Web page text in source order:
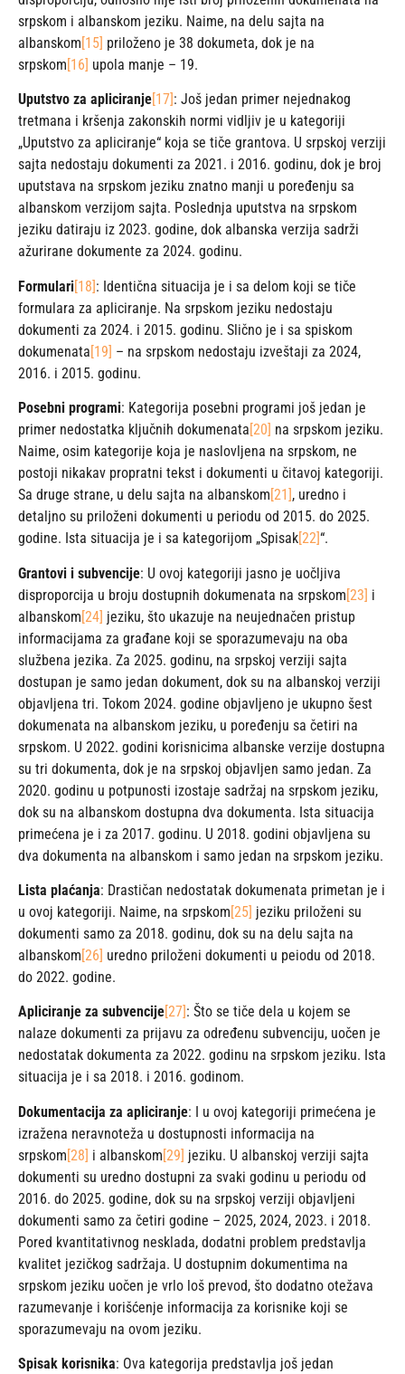
srpskom i albanskom jeziku. Naime, na delu sajta na
albanskom[15] priloženo je 38 dokumeta, dok je na
srpskom[16] upola manje – 19.
Uputstvo za apliciranje [17] : Još jedan primer nejednakog
tretmana i kršenja zakonskih normi vidljiv je u kategoriji
„Uputstvo za apliciranje“ koja se tiče grantova. U srpskoj verziji
sajta nedostaju dokumenti za 2021. i 2016. godinu, dok je broj
uputstava na srpskom jeziku znatno manji u poređenju sa
albanskom verzijom sajta. Poslednja uputstva na srpskom
jeziku datiraju iz 2023. godine, dok albanska verzija sadrži
ažurirane dokumente za 2024. godinu.
Formulari[18]: Identična situacija je i sa delom koji se tiče
formulara za apliciranje. Na srpskom jeziku nedostaju
dokumenti za 2024. i 2015. godinu. Slično je i sa spiskom
dokumenata[19] – na srpskom nedostaju izveštaji za 2024,
2016. i 2015. godinu.
Posebni programi: Kategorija posebni programi još jedan je
primer nedostatka ključnih dokumenata[20] na srpskom jeziku.
Naime, osim kategorije koja je naslovljena na srpskom, ne
postoji nikakav propratni tekst i dokumenti u čitavoj kategoriji.
Sa druge strane, u delu sajta na albanskom[21], uredno i
detaljno su priloženi dokumenti u periodu od 2015. do 2025.
godine. Ista situacija je i sa kategorijom „Spisak[22]“.
Grantovi i subvencije: U ovoj kategoriji jasno je uočljiva
disproporcija u broju dostupnih dokumenata na srpskom[23] i
albanskom[24] jeziku, što ukazuje na neujednačen pristup
informacijama za građane koji se sporazumevaju na oba
službena jezika. Za 2025. godinu, na srpskoj verziji sajta
dostupan je samo jedan dokument, dok su na albanskoj verziji
objavljena tri. Tokom 2024. godine objavljeno je ukupno šest
dokumenata na albanskom jeziku, u poređenju sa četiri na
srpskom. U 2022. godini korisnicima albanske verzije dostupna
su tri dokumenta, dok je na srpskoj objavljen samo jedan. Za
2020. godinu u potpunosti izostaje sadržaj na srpskom jeziku,
dok su na albanskom dostupna dva dokumenta. Ista situacija
primećena je i za 2017. godinu. U 2018. godini objavljena su
dva dokumenta na albanskom i samo jedan na srpskom jeziku.
Lista plaćanja: Drastičan nedostatak dokumenata primetan je i
u ovoj kategoriji. Naime, na srpskom[25] jeziku priloženi su
dokumenti samo za 2018. godinu, dok su na delu sajta na
albanskom[26] uredno priloženi dokumenti u peiodu od 2018.
do 2022. godine.
Apliciranje za subvencije [27] : Što se tiče dela u kojem se
nalaze dokumenti za prijavu za određenu subvenciju, uočen je
nedostatak dokumenta za 2022. godinu na srpskom jeziku. Ista
situacija je i sa 2018. i 2016. godinom.
Dokumentacija za apliciranje: I u ovoj kategoriji primećena je
izražena neravnoteža u dostupnosti informacija na
srpskom[28] i albanskom[29] jeziku. U albanskoj verziji sajta
dokumenti su uredno dostupni za svaki godinu u periodu od
2016. do 2025. godine, dok su na srpskoj verziji objavljeni
dokumenti samo za četiri godine – 2025, 2024, 2023. i 2018.
Pored kvantitativnog nesklada, dodatni problem predstavlja
kvalitet jezičkog sadržaja. U dostupnim dokumentima na
srpskom jeziku uočen je vrlo loš prevod, što dodatno otežava
razumevanje i korišćenje informacija za korisnike koji se
sporazumevaju na ovom jeziku.
Spisak korisnika: Ova kategorija predstavlja još jedan